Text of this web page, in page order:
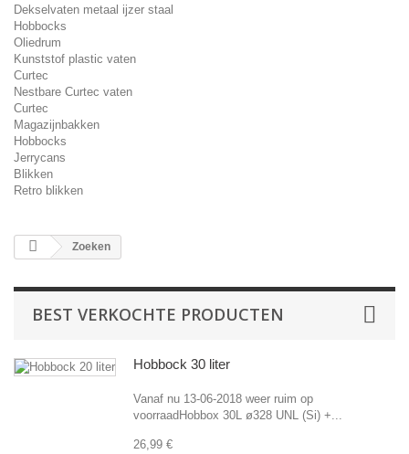
Dekselvaten metaal ijzer staal
Hobbocks
Oliedrum
Kunststof plastic vaten
Curtec
Nestbare Curtec vaten
Curtec
Magazijnbakken
Hobbocks
Jerrycans
Blikken
Retro blikken
Zoeken
BEST VERKOCHTE PRODUCTEN
Hobbock 30 liter
Vanaf nu 13-06-2018 weer ruim op
voorraadHobbox 30L ø328 UNL (Si) +...
26,99 €